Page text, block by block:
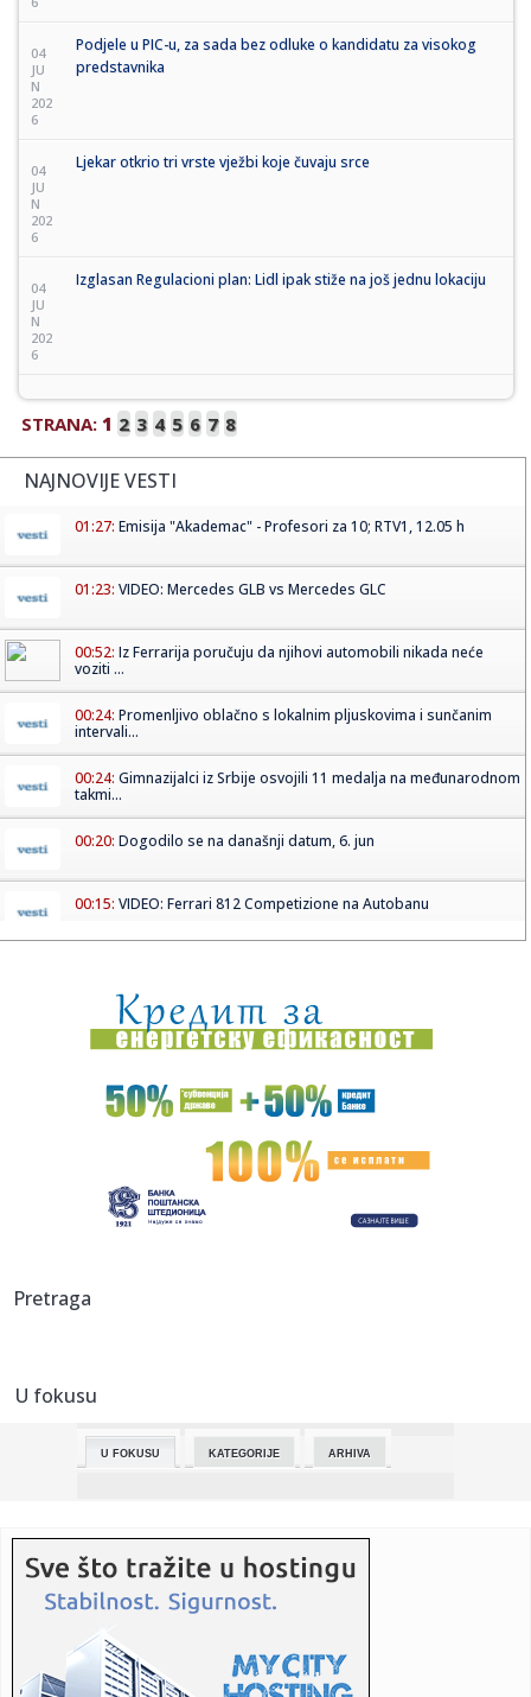
04
JU
N
202
6
Podjele u PIC-u, za sada bez odluke o kandidatu za visokog
predstavnika
04
JU
N
202
6
Ljekar otkrio tri vrste vježbi koje čuvaju srce
04
JU
N
202
6
Izglasan Regulacioni plan: Lidl ipak stiže na još jednu lokaciju
STRANA: 1 2 3 4 5 6 7 8
NAJNOVIJE VESTI
01:27: Emisija "Akademac" - Profesori za 10; RTV1, 12.05 h
01:23: VIDEO: Mercedes GLB vs Mercedes GLC
00:52: Iz Ferrarija poručuju da njihovi automobili nikada neće
voziti ...
00:24: Promenljivo oblačno s lokalnim pljuskovima i sunčanim
intervali...
00:24: Gimnazijalci iz Srbije osvojili 11 medalja na međunarodnom
takmi...
00:20: Dogodilo se na današnji datum, 6. jun
00:15: VIDEO: Ferrari 812 Competizione na Autobanu
23:46:BRANKO LAZIĆ PROGOVORIO: Bivši kapiten bez dlake na
jeziku o od...
23:32:Ponuda za Suzuki S-Cross Automatic
Težak udes kod Lopara, poginuo vozač
23:26:Tajni eksperimenti Pentagona: Amerikanci testirali
23:25:
23:25:
Bizarna prevara žene (37): Glumila djevojčicu od 12 godina,
23:23:Kako putovati odgovornije kada vam automobil nije
potreban svakog...
23:23:Od Bitcoina do blockchaina: Ključni kripto termini i šta
znače
Pretraga
U fokusu
U FOKUSU KATEGORIJE ARHIVA